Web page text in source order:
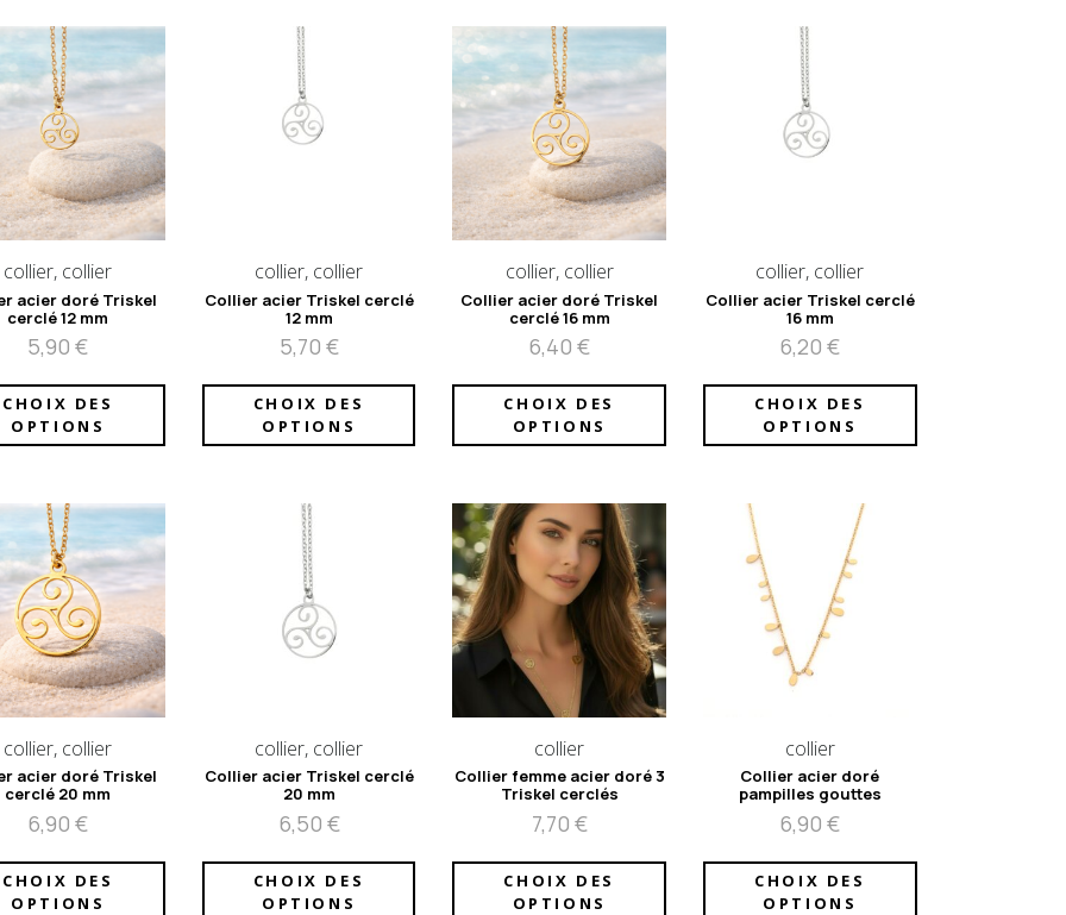
collier, collier
acier doré Triskel
cerclé 12 mm
5,90€
CHOIX DES
OPTIONS
collier, collier
Collier acier Triskel cerclé
12 mm
5,70 €
CHOIX DES
OPTIONS
collier, collier
Collier acier doré Triskel
cerclé 16 mm
6,40€
CHOIX DES
OPTIONS
collier, collier
Collier acier Triskel cerclé
16 mm
6,20€
CHOIX DES
OPTIONS
collier, collier
acier doré Triskel
cerclé 20 mm
6,90€
CHOIX DES
OPTIONS
collier, collier
Collier acier Triskel cerclé
20 mm
6,50 €
CHOIX DES
OPTIONS
collier
Collier femme acier doré 3
Triskel cerclés
7,70 €
CHOIX DES
OPTIONS
collier
Collier acier doré
pampilles gouttes
6,90€
CHOIX DES
OPTIONS